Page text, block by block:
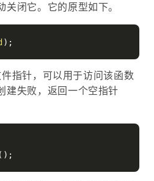
闭它。它的原型如下。
)
指针，可以用于访问该函数
建失败，返回一个空指针